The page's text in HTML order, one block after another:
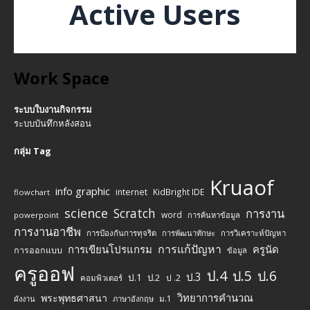
Active Users
Work Space
ระบบใบงานกิจกรรม
ระบบบันทึกหลังสอน
กลุ่ม Tag
flowchart info graphic internet KidBright IDE Kruaof
powerpoint science Scratch word การค้นหาข้อมูล
การงาน
การงานอาชีพ
การป้องกันการทุจริต การพัฒนาทักษะ การวิเคราะห์ปัญหา
การออกแบบ การเขียนโปรแกรม การแก้ปัญหา ข้อมูล ครูนัด
ครูออฟ คอมพิวเตอร์ ป.1 ป.2 ป .2 ป.3 ป.4 ป.5 ป.6
ผังงาน พระพุทธศาสนา ภาษาอังกฤษ ม.1 วิทยาการคำนวณ